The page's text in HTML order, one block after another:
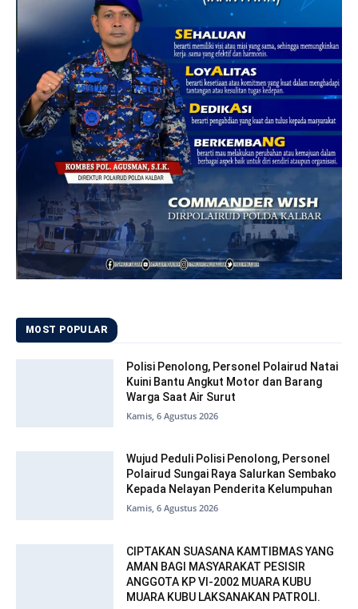
MOST POPULAR
Polisi Penolong, Personel Polairud Natai
Kuini Bantu Angkut Motor dan Barang
Warga Saat Air Surut
Kamis, 6 Agustus 2026
Wujud Peduli Polisi Penolong, Personel
Polairud Sungai Raya Salurkan Sembako
Kepada Nelayan Penderita Kelumpuhan
Kamis, 6 Agustus 2026
CIPTAKAN SUASANA KAMTIBMAS YANG
AMAN BAGI MASYARAKAT PESISIR
ANGGOTA KP VI-2002 MUARA KUBU
MUARA KUBU LAKSANAKAN PATROLI.